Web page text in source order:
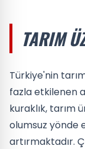
TARIM
Türkiye'nin
fazla etkilenen
kuraklık, tarım
olumsuz yönde
artırmaktadır.